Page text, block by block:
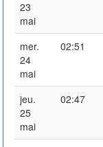
23
mai
mer.
24
mai
02:51
jeu.
25
mai
02:47